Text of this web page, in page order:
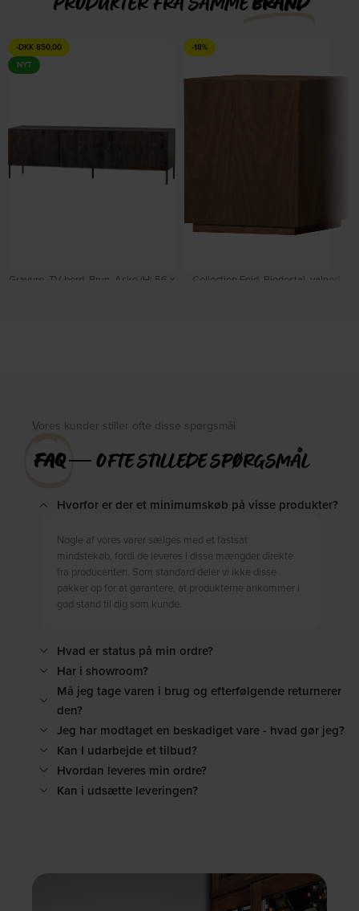
-DKK 850,00
NYT
Gravure, TV-bord, Brun, Aske (H: 56 x
-18%
Collection Enid, Piedestal, valnød,
Vores kunder stiller ofte disse spørgsmål
FAQ― OFTE STILLEDE SPØRGSMÅL
Hvorfor er der et minimumskøb på visse produkter?
Nogle af vores varer sælges med et fastsat
mindstekøb, fordi de leveres i disse mængder direkte
fra producenten. Som standard deler vi ikke disse
pakker op for at garantere, at produkterne ankommer i
god stand til dig som kunde.
Hvad er status på min ordre?
Har i showroom?
Må jeg tage varen i brug og efterfølgende returnerer
den?
Jeg har modtaget en beskadiget vare - hvad gør jeg?
Kan I udarbejde et tilbud?
Hvordan leveres min ordre?
Kan i udsætte leveringen?